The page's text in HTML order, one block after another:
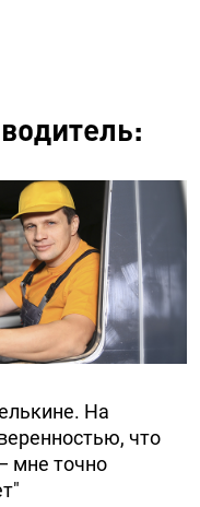
На
что
мне точно